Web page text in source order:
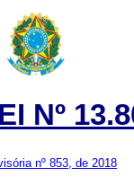
Nº
nº 853, de 2018